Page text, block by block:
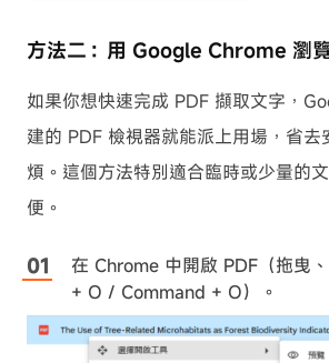
方法二：用 Google Chrome 瀏
如果你想快速完成 PDF 擷取文字，
建的 PDF 檢視器就能派上用場，省去
煩。這個方法特別適合臨時或少量的
便。
在 Chrome 中開啟 PDF（拖曳
+ O / Command + O）。